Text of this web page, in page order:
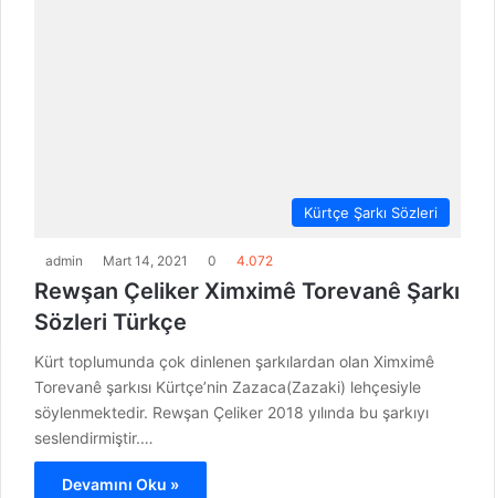
Kürtçe Şarkı Sözleri
admin Mart 14, 2021 0 4.072
Rewşan Çeliker Ximximê Torevanê Şarkı
Sözleri Türkçe
Kürt toplumunda çok dinlenen şarkılardan olan Ximximê
Torevanê şarkısı Kürtçe’nin Zazaca(Zazaki) lehçesiyle
söylenmektedir. Rewşan Çeliker 2018 yılında bu şarkıyı
seslendirmiştir.…
Devamını Oku »